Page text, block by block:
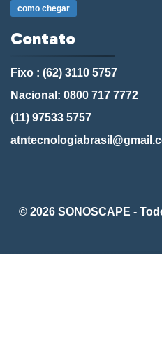
como chegar
Contato
Fixo : (62) 3110 5757
Nacional: 0800 717 7772
(11) 97533 5757
© 2026 SONOSCAPE -